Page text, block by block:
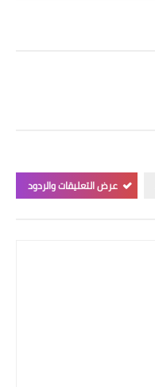
عرض التعليقات والردود